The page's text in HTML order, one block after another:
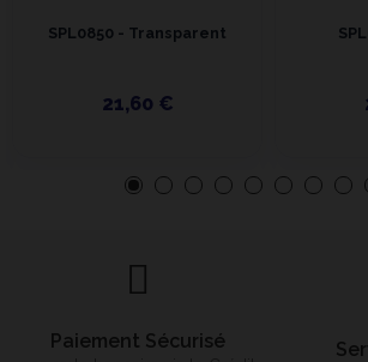
SPL0850 - Transparent
21,60 €
Paiement Sécurisé